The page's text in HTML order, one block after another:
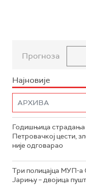
Прогноза
Најновије
Годишњица страдања
Петровачкој цести,
није одговарао
Три полицајца МУП-а
Јарињу – двојица